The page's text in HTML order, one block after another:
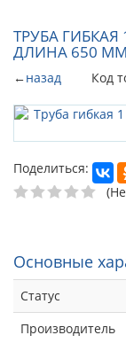
ТРУБА
ДЛИНА 650
←назад Код
Поделиться:
Основные
Статус
Производитель